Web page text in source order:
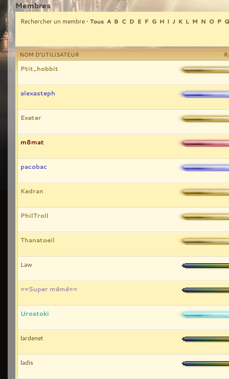
Membres
Rechercher un membre • Tous A B C D E F G H I J K L M N O P Q
NOM D’UTILISATEUR
Ptit_hobbit
alexasteph
Exeter
m8mat
pacobac
Kedran
PhilTroll
Thanatoeil
Law
==Super mémé==
Urostoki
lardenet
ladis